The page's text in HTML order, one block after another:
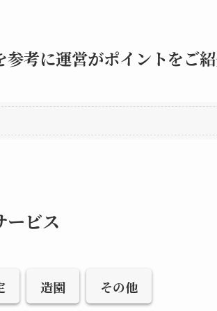
参考に運営がポイントをご
ービス
造園 その他